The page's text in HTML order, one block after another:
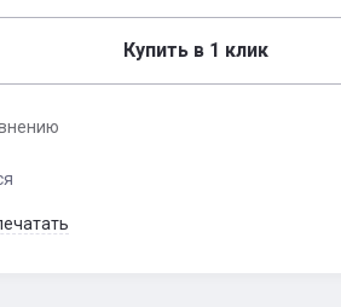
Купить в 1 клик